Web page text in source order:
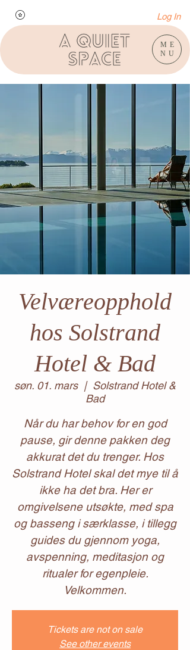
ME
NU
Log In
Velværeopphold
hos Solstrand
Hotel & Bad
søn. 01. mars
  |
Solstrand Hotel &
Bad
Når du har behov for en god
pause, gir denne pakken deg
akkurat det du trenger. Hos
Solstrand Hotel skal det mye til å
ikke ha det bra. Her er
omgivelsene utsøkte, med spa
og basseng i særklasse, i tillegg
guides du gjennom yoga,
avspenning, meditasjon og
ritualer for egenpleie.
Velkommen.
Tickets are not on sale
See other events